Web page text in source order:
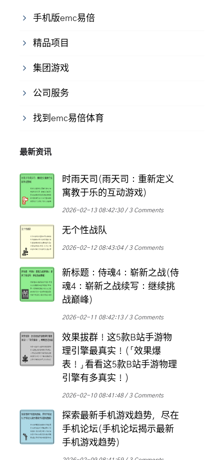
手机版emc易倍
精品项目
集团游戏
公司服务
找到emc易倍体育
最新资讯
时雨天司(雨天司：重新定义
寓教于乐的互动游戏)
2026-02-13 08:42:30 3 Comments
无个性战队
2026-02-12 08:43:04 3 Comments
新标题：侍魂4：崭新之战(侍
魂4：崭新之战续写：继续挑
战巅峰)
2026-02-11 08:42:13 3 Comments
效果拔群！这5款B站手游物
理引擎最真实！(「效果爆
表！」看看这5款B站手游物理
引擎有多真实！)
2026-02-10 08:41:48 3 Comments
探索最新手机游戏趋势，尽在
手机论坛(手机论坛揭示最新
手机游戏趋势)